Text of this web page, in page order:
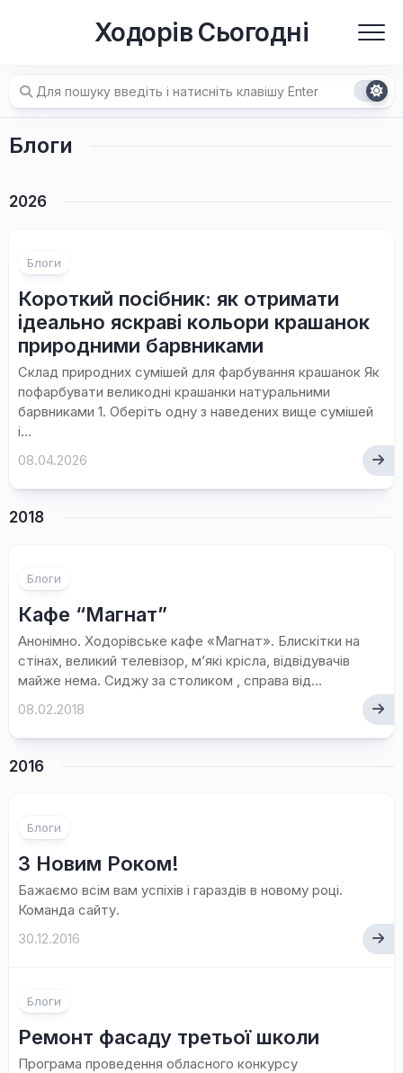
Ходорів Сьогодні
Блоги
2026
Блоги
Короткий посібник: як отримати
ідеально яскраві кольори крашанок
природними барвниками
Склад природних сумішей для фарбування крашанок Як
пофарбувати великодні крашанки натуральними
барвниками 1. Оберіть одну з наведених вище сумішей
і...
08.04.2026
2018
Блоги
Кафе “Магнат”
Анонімно. Ходорівське кафе «Магнат». Блискітки на
стінах, великий телевізор, м’які крісла, відвідувачів
майже нема. Сиджу за столиком , справа від...
08.02.2018
2016
Блоги
З Новим Роком!
Бажаємо всім вам успіхів і гараздів в новому році.
Команда сайту.
30.12.2016
Блоги
Ремонт фасаду третьої школи
Програма проведення обласного конкурсу